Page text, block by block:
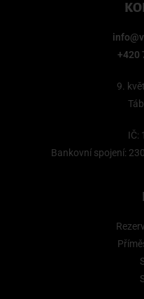
+420
9.
IČ:
Bankovní spojení: